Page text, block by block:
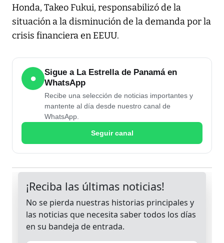
Honda, Takeo Fukui, responsabilizó de la
situación a la disminución de la demanda por la
crisis financiera en EEUU.
●
Sigue a La Estrella de Panamá en
WhatsApp
Recibe una selección de noticias importantes y
mantente al día desde nuestro canal de
WhatsApp.
Seguir canal